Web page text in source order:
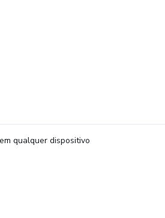
qualquer dispositivo